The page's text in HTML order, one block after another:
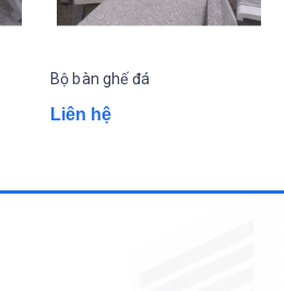
Bộ bàn ghế đá
Liên hệ